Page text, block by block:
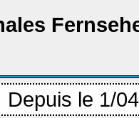
Depuis le 1/